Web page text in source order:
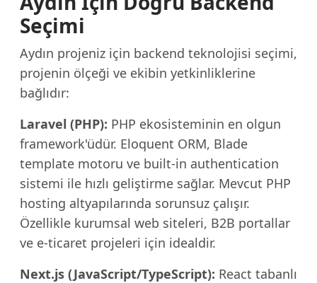
Seçimi
Aydın projeniz için backend teknolojisi seçimi,
projenin ölçeği ve ekibin yetkinliklerine
bağlıdır:
Laravel (PHP): PHP ekosisteminin en olgun
framework'üdür. Eloquent ORM, Blade
template motoru ve built-in authentication
sistemi ile hızlı geliştirme sağlar. Mevcut PHP
hosting altyapılarında sorunsuz çalışır.
Özellikle kurumsal web siteleri, B2B portallar
ve e-ticaret projeleri için idealdir.
Next.js (JavaScript/TypeScript): React tabanlı